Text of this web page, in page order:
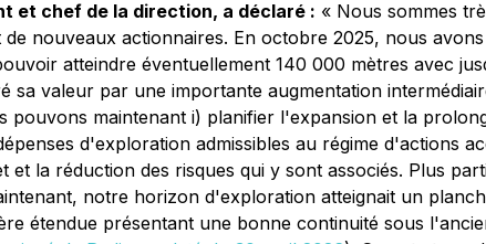
et chef de la direction, a déclaré : « Nous sommes
de nouveaux actionnaires. En octobre 2025, nous
atteindre éventuellement 140 000 mètres avec
sa valeur par une importante augmentation
pouvons maintenant i) planifier l'expansion et la
d'exploration admissibles au régime d'actions
et la réduction des risques qui y sont associés. Plus
notre horizon d'exploration atteignait un
étendue présentant une bonne continuité sous